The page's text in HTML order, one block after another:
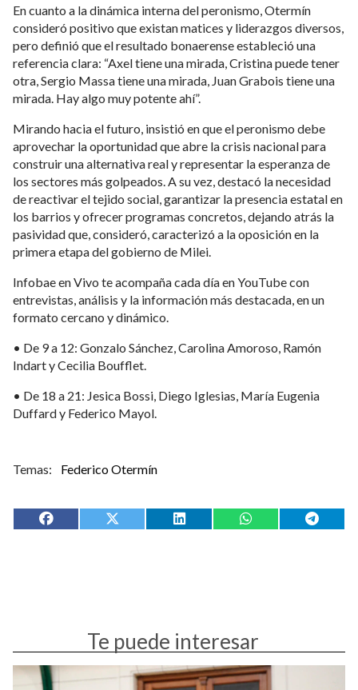
En cuanto a la dinámica interna del peronismo, Otermín
consideró positivo que existan matices y liderazgos diversos,
pero definió que el resultado bonaerense estableció una
referencia clara: “Axel tiene una mirada, Cristina puede tener
otra, Sergio Massa tiene una mirada, Juan Grabois tiene una
mirada. Hay algo muy potente ahí”.
Mirando hacia el futuro, insistió en que el peronismo debe
aprovechar la oportunidad que abre la crisis nacional para
construir una alternativa real y representar la esperanza de
los sectores más golpeados. A su vez, destacó la necesidad
de reactivar el tejido social, garantizar la presencia estatal en
los barrios y ofrecer programas concretos, dejando atrás la
pasividad que, consideró, caracterizó a la oposición en la
primera etapa del gobierno de Milei.
Infobae en Vivo te acompaña cada día en YouTube con
entrevistas, análisis y la información más destacada, en un
formato cercano y dinámico.
• De 9 a 12: Gonzalo Sánchez, Carolina Amoroso, Ramón
Indart y Cecilia Boufflet.
• De 18 a 21: Jesica Bossi, Diego Iglesias, María Eugenia
Duffard y Federico Mayol.
Federico Otermín
Te puede interesar